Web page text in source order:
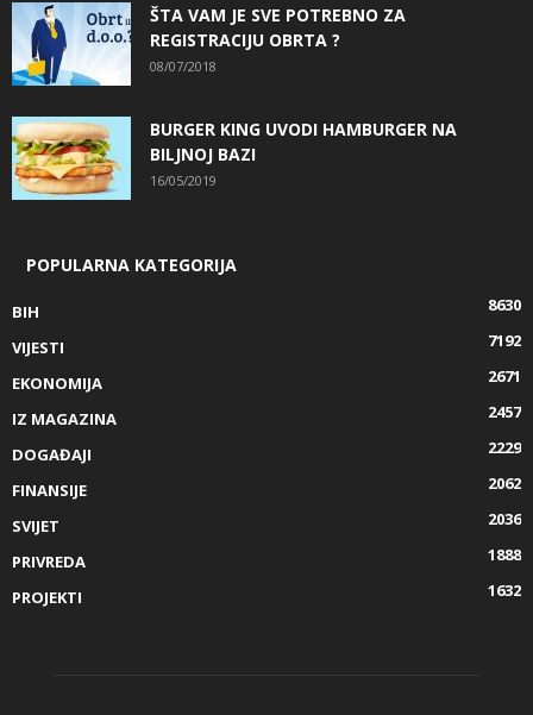
ŠTA VAM JE SVE POTREBNO ZA
REGISTRACIJU OBRTA ?
08/07/2018
BURGER KING UVODI HAMBURGER NA
BILJNOJ BAZI
16/05/2019
POPULARNA KATEGORIJA
BIH
8630
VIJESTI
7192
EKONOMIJA
2671
IZ MAGAZINA
2457
DOGAĐAJI
2229
FINANSIJE
2062
SVIJET
2036
PRIVREDA
1888
PROJEKTI
1632